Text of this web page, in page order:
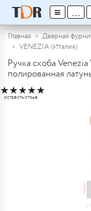
≡ ...
Главная Дверная
VENEZIA (Италия)
Ручка скоба
полированная
★★★★★
оставить отзыв